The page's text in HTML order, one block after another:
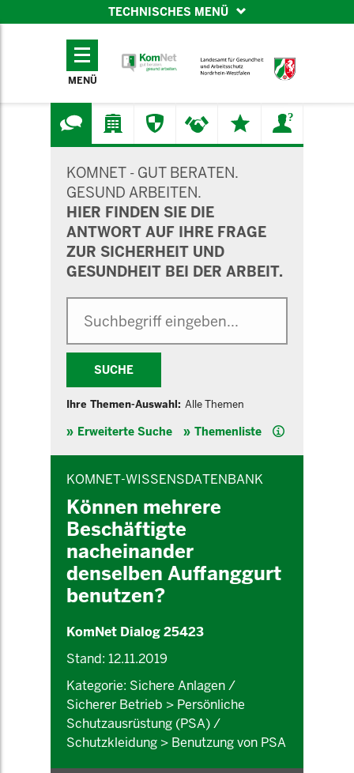
TECHNISCHES MENÜ
TECHNISCHES
MENÜ
KOMNET - GUT BERATEN.
GESUND ARBEITEN.
HIER FINDEN SIE DIE
ANTWORT AUF IHRE FRAGE
ZUR SICHERHEIT UND
GESUNDHEIT BEI DER ARBEIT.
SUCHE
Ihre Themen-Auswahl: Alle Themen
Erweiterte Suche Themenliste Hilfe
KOMNET-WISSENSDATENBANK
Können mehrere
Beschäftigte
nacheinander
denselben Auffanggurt
benutzen?
KomNet Dialog 25423
Stand: 12.11.2019
Kategorie: Sichere Anlagen /
Sicherer Betrieb > Persönliche
Schutzausrüstung (PSA) /
Schutzkleidung > Benutzung von PSA